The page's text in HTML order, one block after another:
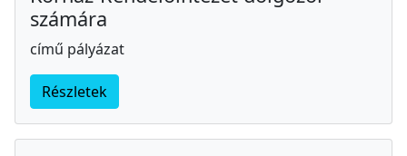
számára
című pályázat
Részletek